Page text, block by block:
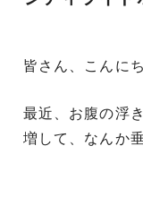
皆さん、こんに
最近、お腹の浮
増して、なんか